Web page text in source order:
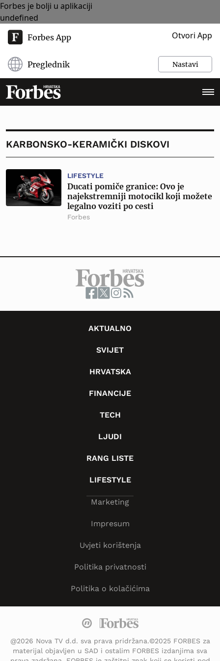
Forbes je bolji u aplikaciji
undefined
Forbes App Otvori App
Preglednik Nastavi
KARBONSKO-KERAMIČKI DISKOVI
LIFESTYLE
Ducati pomiče granice: Ovo je
najekstremniji motocikl koji možete
legalno voziti po cesti
Forbes
AKTUALNO
SVIJET
HRVATSKA
FINANCIJE
TECH
LJUDI
RANG LISTE
LIFESTYLE
Marketing
Impresum
Uvjeti korištenja
Politika privatnosti
Politika o kolačićima
@2026 Nova TV d.d. sva prava pridržana.©2025 FORBES za
materijal objavljen u SAD i ostalim FORBES izdanjima sva